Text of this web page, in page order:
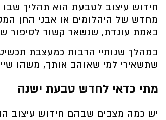
חידוש עיצוב לטבעת הוא תהליך
מחדש של היהלומים או אבני החן
באמת עונדת, שנשאר קשור לסיפור
במהלך שנותיי הרבות כמעצבת
שתשאירי למי שאוהב אותך, משהו
מתי כדאי לחדש טבעת ישנה
יש כמה מצבים שבהם חידוש עיצוב